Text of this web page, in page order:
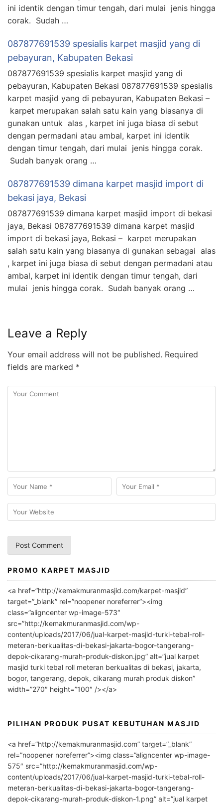
ini identik dengan timur tengah, dari mulai jenis hingga
corak. Sudah …
087877691539 spesialis karpet masjid yang di
pebayuran, Kabupaten Bekasi
087877691539 spesialis karpet masjid yang di
pebayuran, Kabupaten Bekasi 087877691539 spesialis
karpet masjid yang di pebayuran, Kabupaten Bekasi –
karpet merupakan salah satu kain yang biasanya di
gunakan untuk alas , karpet ini juga biasa di sebut
dengan permadani atau ambal, karpet ini identik
dengan timur tengah, dari mulai jenis hingga corak.
Sudah banyak orang …
087877691539 dimana karpet masjid import di
bekasi jaya, Bekasi
087877691539 dimana karpet masjid import di bekasi
jaya, Bekasi 087877691539 dimana karpet masjid
import di bekasi jaya, Bekasi – karpet merupakan
salah satu kain yang biasanya di gunakan sebagai alas
, karpet ini juga biasa di sebut dengan permadani atau
ambal, karpet ini identik dengan timur tengah, dari
mulai jenis hingga corak. Sudah banyak orang …
Leave a Reply
Your email address will not be published. Required
fields are marked *
A
l
r
n
a
t
i
v
PROMO KARPET MASJID
<a href=”http://kemakmuranmasjid.com/karpet-masjid”
target=”_blank” rel=”noopener noreferrer”><img
class=”aligncenter wp-image-573″
src=”http://kemakmuranmasjid.com/wp-
content/uploads/2017/06/jual-karpet-masjid-turki-tebal-roll-
meteran-berkualitas-di-bekasi-jakarta-bogor-tangerang-
depok-cikarang-murah-produk-diskon.jpg” alt=”jual karpet
masjid turki tebal roll meteran berkualitas di bekasi, jakarta,
bogor, tangerang, depok, cikarang murah produk diskon”
width=”270″ height=”100″ /></a>
PILIHAN PRODUK PUSAT KEBUTUHAN MASJID
<a href=”http://kemakmuranmasjid.com” target=”_blank”
rel=”noopener noreferrer”><img class=”aligncenter wp-image-
575″ src=”http://kemakmuranmasjid.com/wp-
content/uploads/2017/06/jual-karpet-masjid-turki-tebal-roll-
meteran-berkualitas-di-bekasi-jakarta-bogor-tangerang-
depok-cikarang-murah-produk-diskon-1.png” alt=”jual karpet